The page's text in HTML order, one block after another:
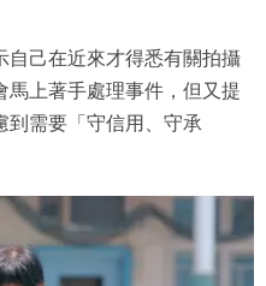
自己在近來才得悉有關拍攝
馬上著手處理事件，但又提
到需要「守信用、守承